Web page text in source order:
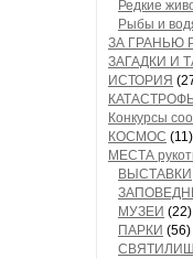
Редкие
Рыбы и
ЗА ГРАНЬЮ
ЗАГАДКИ И
ИСТОРИЯ
Конкурсы
КОСМОС (11)
МЕСТА
ВЫСТАВКИ
МУЗЕИ (22)
ПАРКИ (56)